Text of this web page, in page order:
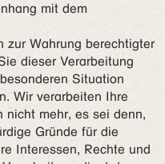
mit dem
zur Wahrung berechtigter
dieser Verarbeitung
Situation
Wir verarbeiten Ihre
nicht mehr, es sei denn,
Gründe für die
Interessen, Rechte und